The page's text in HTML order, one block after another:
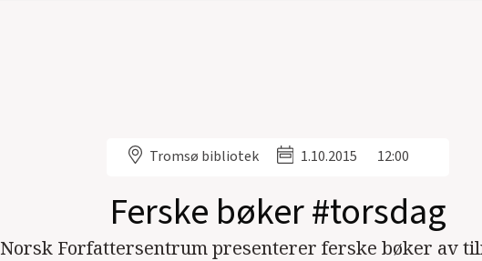
Tromsø bibliotek 1.10.2015 12:00
Ferske bøker #torsdag
Norsk Forfattersentrum presenterer ferske bøker av